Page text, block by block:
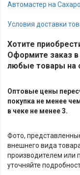
Автомастер на
Условия доставки
Хотите
Оформите заказ
любые товары на
Оптовые цены
покупка не менее
в чеке не менее 3.
Фото,
внешнего вида
производителем или
уточняйте